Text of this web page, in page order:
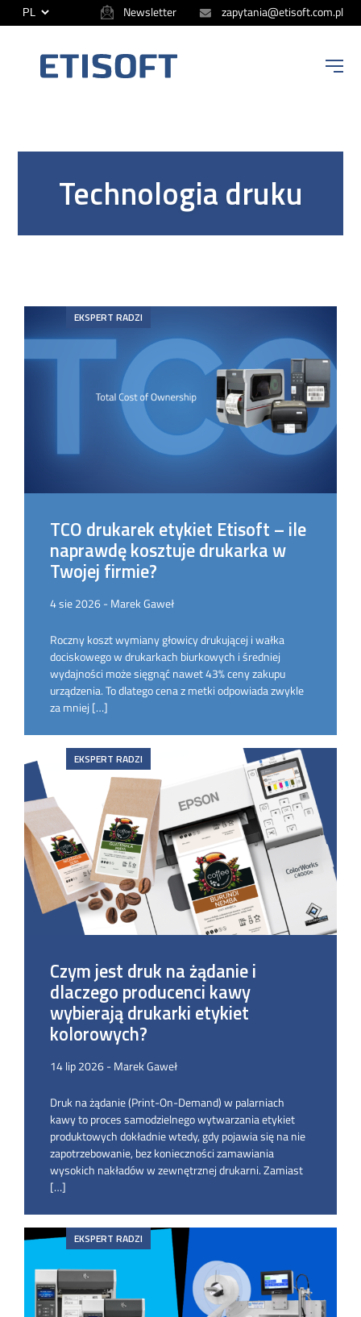
Newsletter zapytania@etisoft.com.pl
Technologia druku
EKSPERT RADZI
TCO drukarek etykiet Etisoft – ile
naprawdę kosztuje drukarka w
Twojej firmie?
4 sie 2026 - Marek Gaweł
Roczny koszt wymiany głowicy drukującej i wałka
dociskowego w drukarkach biurkowych i średniej
wydajności może sięgnąć nawet 43% ceny zakupu
urządzenia. To dlatego cena z metki odpowiada zwykle
za mniej […]
EKSPERT RADZI
Czym jest druk na żądanie i
dlaczego producenci kawy
wybierają drukarki etykiet
kolorowych?
14 lip 2026 - Marek Gaweł
Druk na żądanie (Print-On-Demand) w palarniach
kawy to proces samodzielnego wytwarzania etykiet
produktowych dokładnie wtedy, gdy pojawia się na nie
zapotrzebowanie, bez konieczności zamawiania
wysokich nakładów w zewnętrznej drukarni. Zamiast
[…]
EKSPERT RADZI